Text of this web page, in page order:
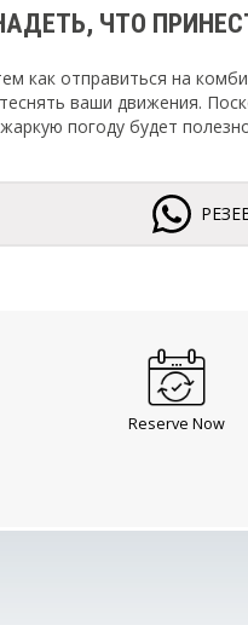
ЧТО
как отправиться на
ваши движения.
погоду будет
Reserve Now